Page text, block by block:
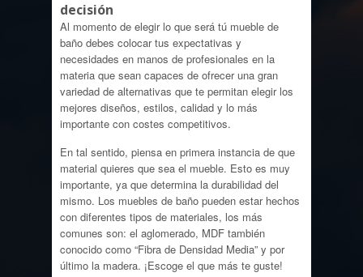
decisión
Al momento de elegir lo que será tú mueble de
baño debes colocar tus expectativas y
necesidades en manos de profesionales en la
materia que sean capaces de ofrecer una gran
variedad de alternativas que te permitan elegir los
mejores diseños, estilos, calidad y lo más
importante con costes competitivos.
En tal sentido, piensa en primera instancia de que
material quieres que sea el mueble. Esto es muy
importante, ya que determina la durabilidad del
mismo. Los muebles de baño pueden estar hechos
con diferentes tipos de materiales, los más
comunes son: el aglomerado, MDF también
conocido como “Fibra de Densidad Media” y por
último la madera. ¡Escoge el que más te guste!